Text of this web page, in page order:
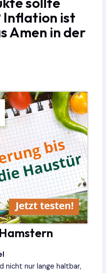
Inflation ist
Amen in der
nicht nur lange haltbar,